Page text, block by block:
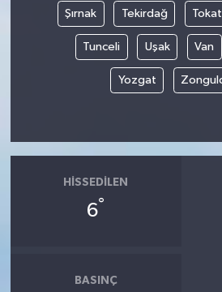
Şırnak Tekirdağ Tokat
Tunceli Uşak Van
Yozgat
HISSEDILEN
6°
BASINÇ